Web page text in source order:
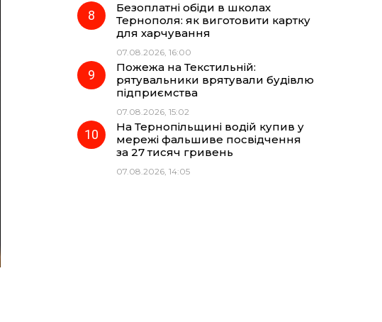
Безоплатні обіди в школах
Тернополя: як виготовити картку
для харчування
07.08.2026, 16:00
Пожежа на Текстильній:
рятувальники врятували будівлю
підприємства
07.08.2026, 15:02
На Тернопільщині водій купив у
мережі фальшиве посвідчення
за 27 тисяч гривень
07.08.2026, 14:05